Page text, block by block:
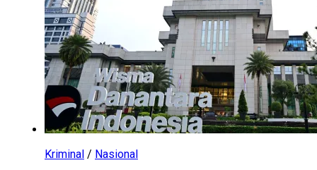
Kriminal / Nasional